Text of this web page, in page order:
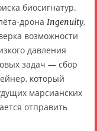
биосигнатур.
дрона Ingenuity,
возможности
давления
задач — сбор
который
марсианских
отправить